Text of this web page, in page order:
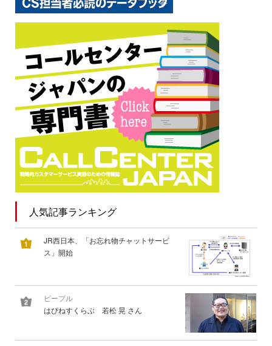
人気記事ランキング
JR西日本、「お忘れ物チャットサービ
ス」開始
ピープル
はぴねすくらぶ 若松 晃 さん